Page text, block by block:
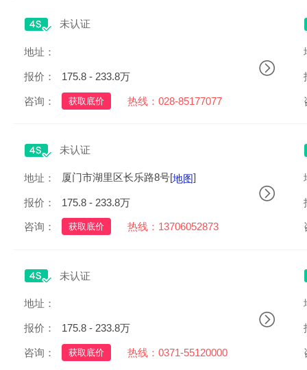
未认证
地址： 地图
报价： 175.8 - 233.8万
咨询： 获取底价 热线：028-85177077
未认证
地址： 厦门市湖里区长乐路8号[地图]
报价： 175.8 - 233.8万
咨询： 获取底价 热线：13706052873
未认证
地址：
报价： 175.8 - 233.8万
咨询： 获取底价 热线：0371-55120000